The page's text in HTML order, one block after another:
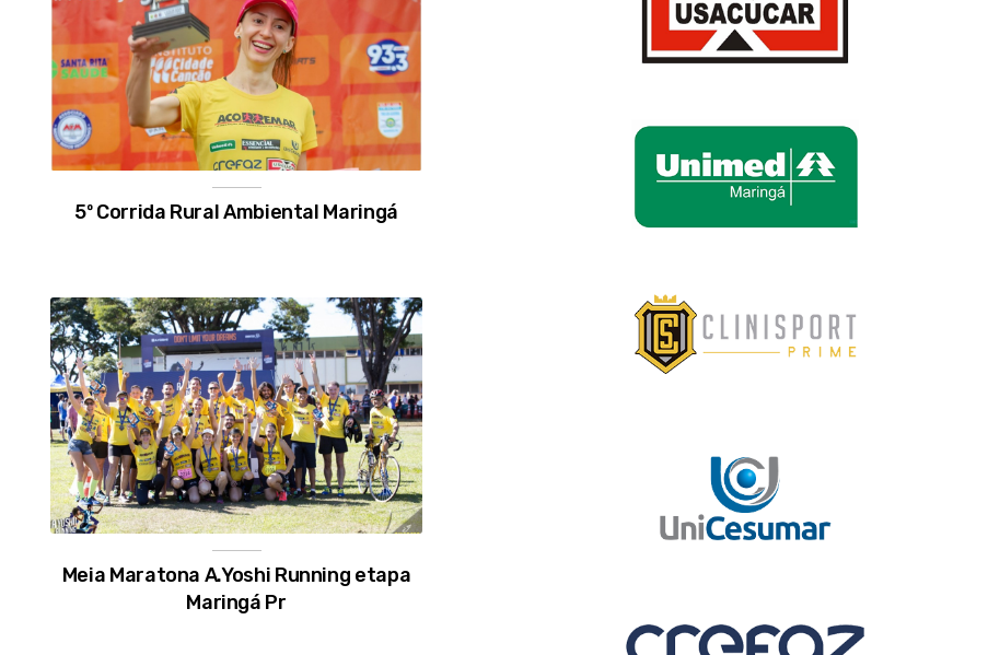
5º Corrida Rural Ambiental Maringá
Meia Maratona A.Yoshi Running etapa
Maringá Pr